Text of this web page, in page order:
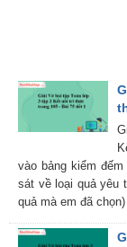
vào bảng kiểm
sát về loại quả yêu
quả mà em đã